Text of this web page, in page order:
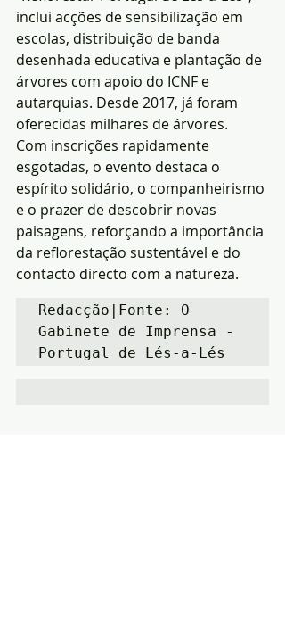
inclui acções de sensibilização em
escolas, distribuição de banda
desenhada educativa e plantação de
árvores com apoio do ICNF e
autarquias. Desde 2017, já foram
oferecidas milhares de árvores.
Com inscrições rapidamente
esgotadas, o evento destaca o
espírito solidário, o companheirismo
e o prazer de descobrir novas
paisagens, reforçando a importância
da reflorestação sustentável e do
contacto directo com a natureza.
Redacção|Fonte: O
Gabinete de Imprensa -
Portugal de Lés-a-Lés